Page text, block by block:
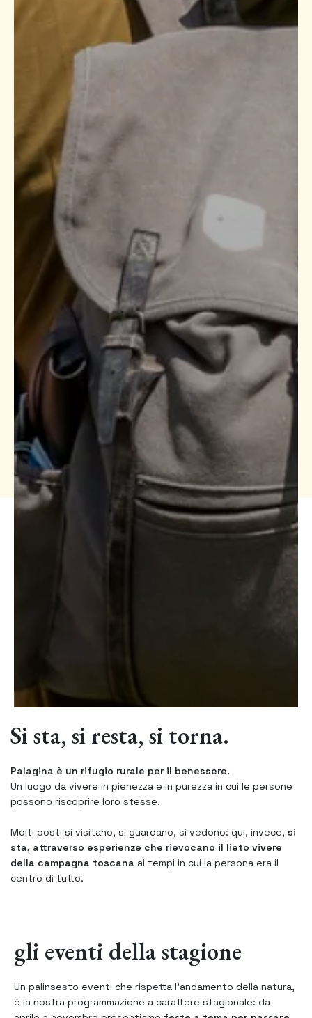
Si sta, si resta, si torna.
Palagina è un rifugio rurale per il benessere.
Un luogo da vivere in pienezza e in purezza in cui le persone
possono riscoprire loro stesse.
Molti posti si visitano, si guardano, si vedono: qui, invece, si
sta, attraverso esperienze che rievocano il lieto vivere
della campagna toscana ai tempi in cui la persona era il
centro di tutto.
gli eventi della stagione
Un palinsesto eventi che rispetta l'andamento della natura,
è la nostra programmazione a carattere stagionale: da